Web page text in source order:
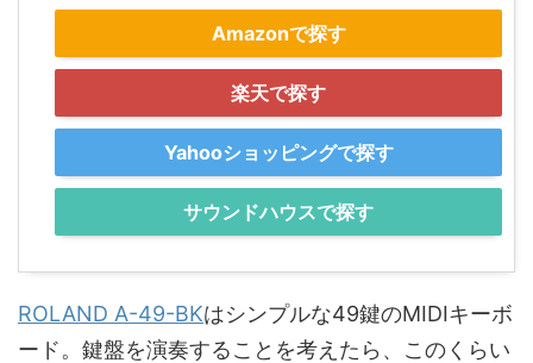
Amazonで探す
楽天で探す
Yahooショッピングで探す
サウンドハウスで探す
ROLAND A-49-BKはシンプルな49鍵のMIDIキーボ
ード。鍵盤を演奏することを考えたら、このくらい